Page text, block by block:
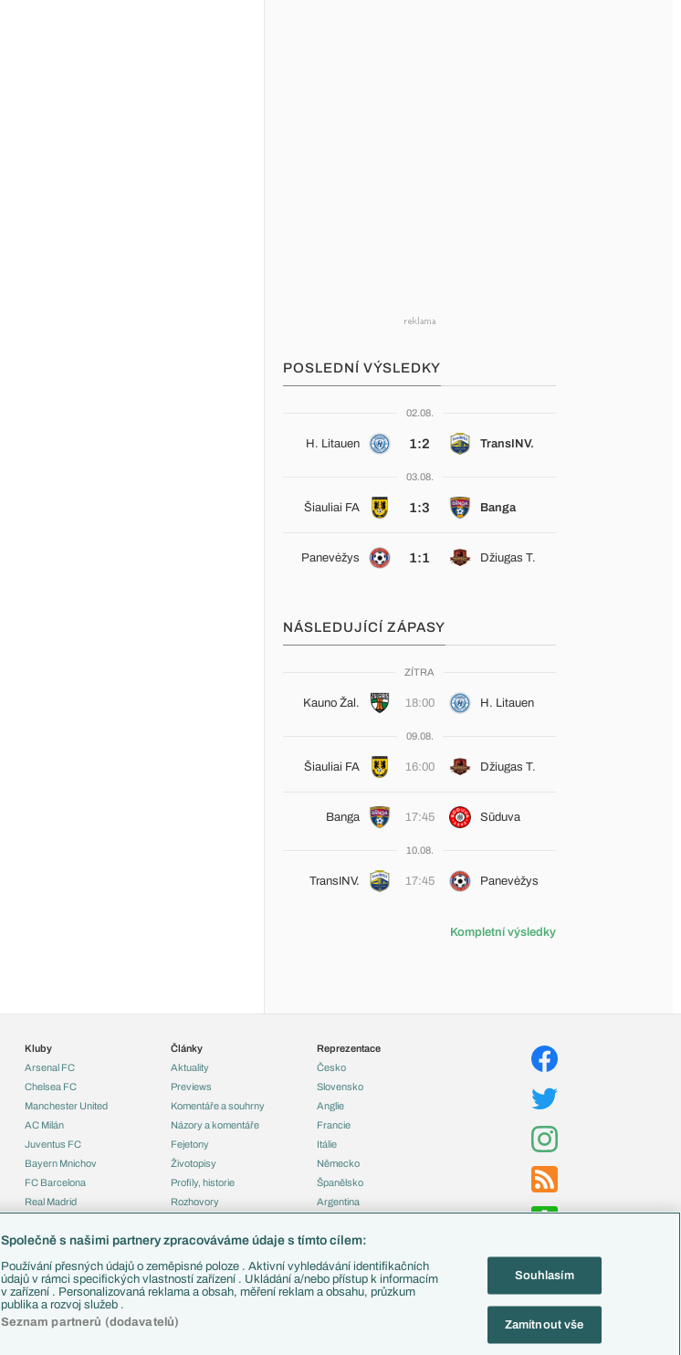
POSLEDNÍ VÝSLEDKY
02.08.
H. Litauen 1:2 TransINV.
03.08.
Šiauliai FA 1:3 Banga
Panevėžys 1:1 Džiugas T.
NÁSLEDUJÍCÍ ZÁPASY
ZÍTRA
Kauno Žal. 18:00 H. Litauen
09.08.
Šiauliai FA 16:00 Džiugas T.
Banga 17:45 Sūduva
10.08.
TransINV. 17:45 Panevėžys
Kompletní výsledky
Kluby
Arsenal FC
Chelsea FC
Manchester United
AC Milán
Juventus FC
Bayern Mnichov
FC Barcelona
Real Madrid
Články
Aktuality
Previews
Komentáře a souhrny
Názory a komentáře
Fejetony
Životopisy
Profily, historie
Rozhovory
Reprezentace
Česko
Slovensko
Anglie
Francie
Itálie
Německo
Španělsko
Argentina
Zápasy
Livescore
Společně s našimi partnery zpracováváme údaje s tímto cílem:
Používání přesných údajů o zeměpisné poloze . Aktivní vyhledávání identifikačních
údajů v rámci specifických vlastností zařízení . Ukládání a/nebo přístup k informacím
v zařízení . Personalizovaná reklama a obsah, měření reklam a obsahu, průzkum
publika a rozvoj služeb .
Seznam partnerů (dodavatelů)
Souhlasím
Zamítnout vše